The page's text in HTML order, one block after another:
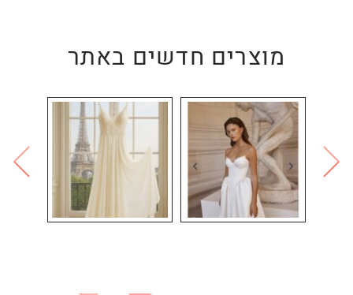
מוצרים חדשים באתר